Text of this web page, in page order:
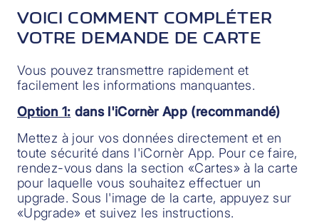
VOICI COMMENT COMPLÉTER
VOTRE DEMANDE DE CARTE
Vous pouvez transmettre rapidement et
facilement les informations manquantes.
Option 1: dans l'iCornèr App (recommandé)
Mettez à jour vos données directement et en
toute sécurité dans l'iCornèr App. Pour ce faire,
rendez-vous dans la section «Cartes» à la carte
pour laquelle vous souhaitez effectuer un
upgrade. Sous l'image de la carte, appuyez sur
«Upgrade» et suivez les instructions.